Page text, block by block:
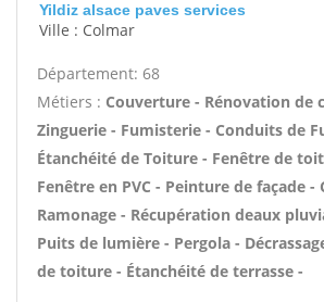
Yildiz alsace paves services
Ville : Colmar
Département: 68
Métiers : Couverture - Rénovation de
Zinguerie - Fumisterie - Conduits de
Étanchéité de Toiture - Fenêtre de
Fenêtre en PVC - Peinture de façade -
Ramonage - Récupération deaux
Puits de lumière - Pergola -
de toiture - Étanchéité de terrasse -